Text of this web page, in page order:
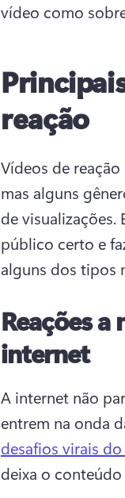
vídeo como
reação
Vídeos de
mas alguns
de visualizações.
público certo e
alguns dos tipos
Reações
internet
A internet não
entrem na onda
desafios virais do
deixa o